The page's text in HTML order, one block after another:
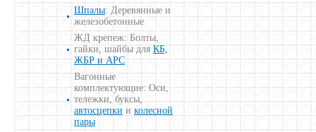
Шпалы: Деревянные и
железобетонные
ЖД крепеж: Болты,
гайки, шайбы для КБ,
ЖБР и АРС
Вагонные
комплектующие: Оси,
тележки, буксы,
автосцепки и колесной
пары